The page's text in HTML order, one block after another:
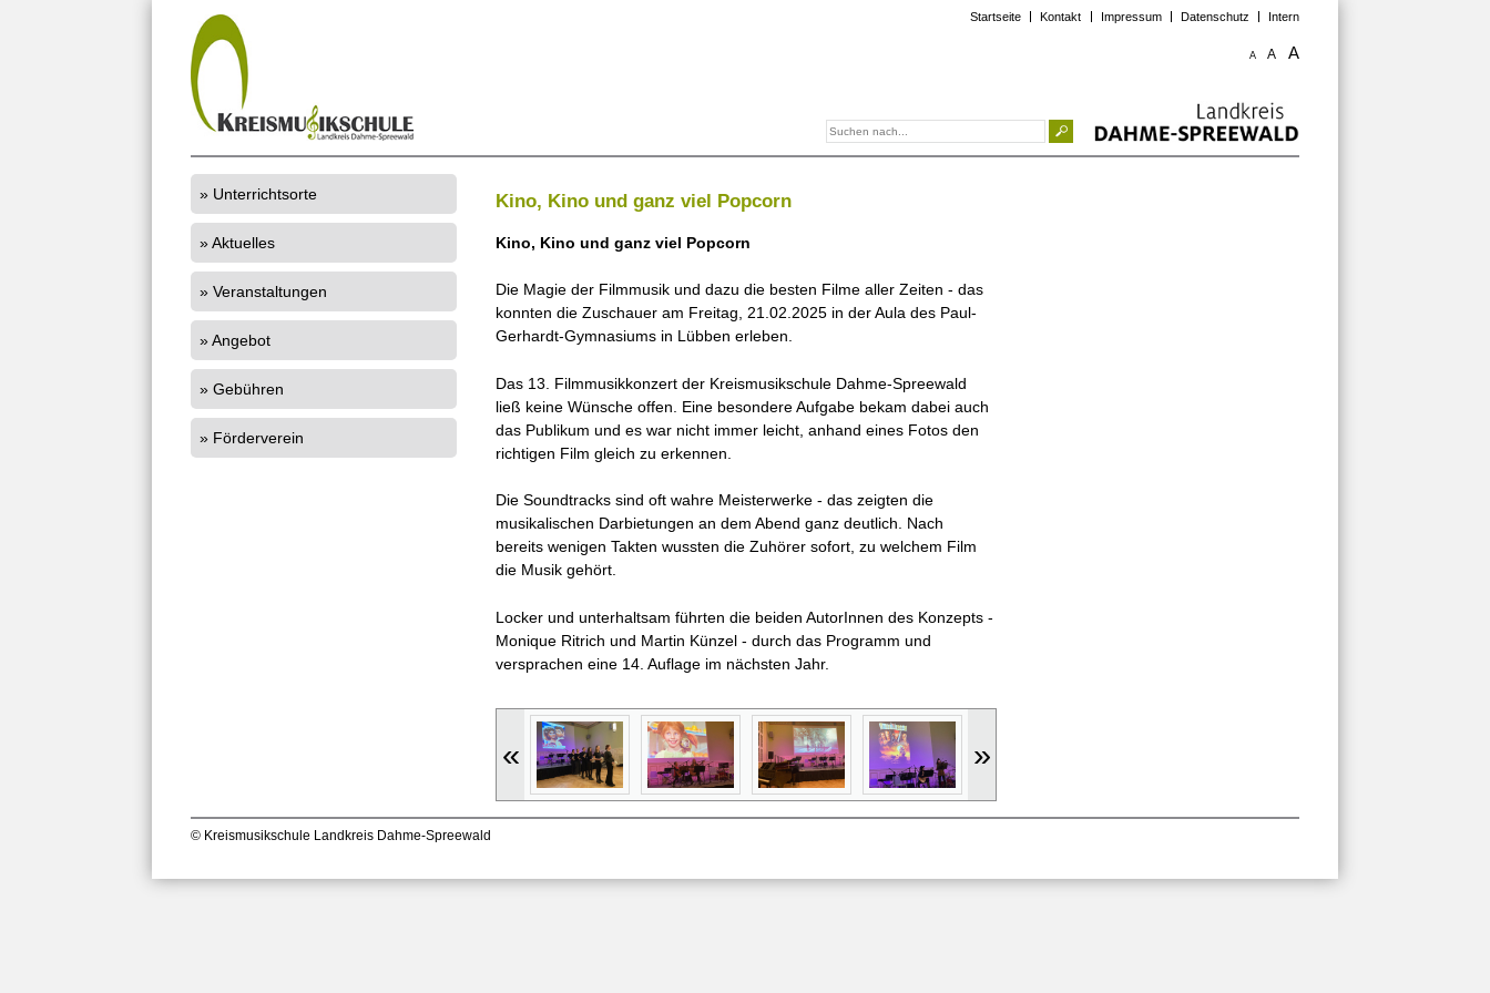
Startseite Kontakt Impressum Datenschutz Intern
A A A
Unterrichtsorte
Aktuelles
Veranstaltungen
Angebot
Gebühren
Förderverein
Kino, Kino und ganz viel Popcorn
Kino, Kino und ganz viel Popcorn
Die Magie der Filmmusik und dazu die besten Filme aller Zeiten - das
konnten die Zuschauer am Freitag, 21.02.2025 in der Aula des Paul-
Gerhardt-Gymnasiums in Lübben erleben.
Das 13. Filmmusikkonzert der Kreismusikschule Dahme-Spreewald
ließ keine Wünsche offen. Eine besondere Aufgabe bekam dabei auch
das Publikum und es war nicht immer leicht, anhand eines Fotos den
richtigen Film gleich zu erkennen.
Die Soundtracks sind oft wahre Meisterwerke - das zeigten die
musikalischen Darbietungen an dem Abend ganz deutlich. Nach
bereits wenigen Takten wussten die Zuhörer sofort, zu welchem Film
die Musik gehört.
Locker und unterhaltsam führten die beiden AutorInnen des Konzepts -
Monique Ritrich und Martin Künzel - durch das Programm und
versprachen eine 14. Auflage im nächsten Jahr.
« »
© Kreismusikschule Landkreis Dahme-Spreewald